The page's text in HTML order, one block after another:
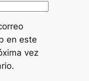
en este
vez